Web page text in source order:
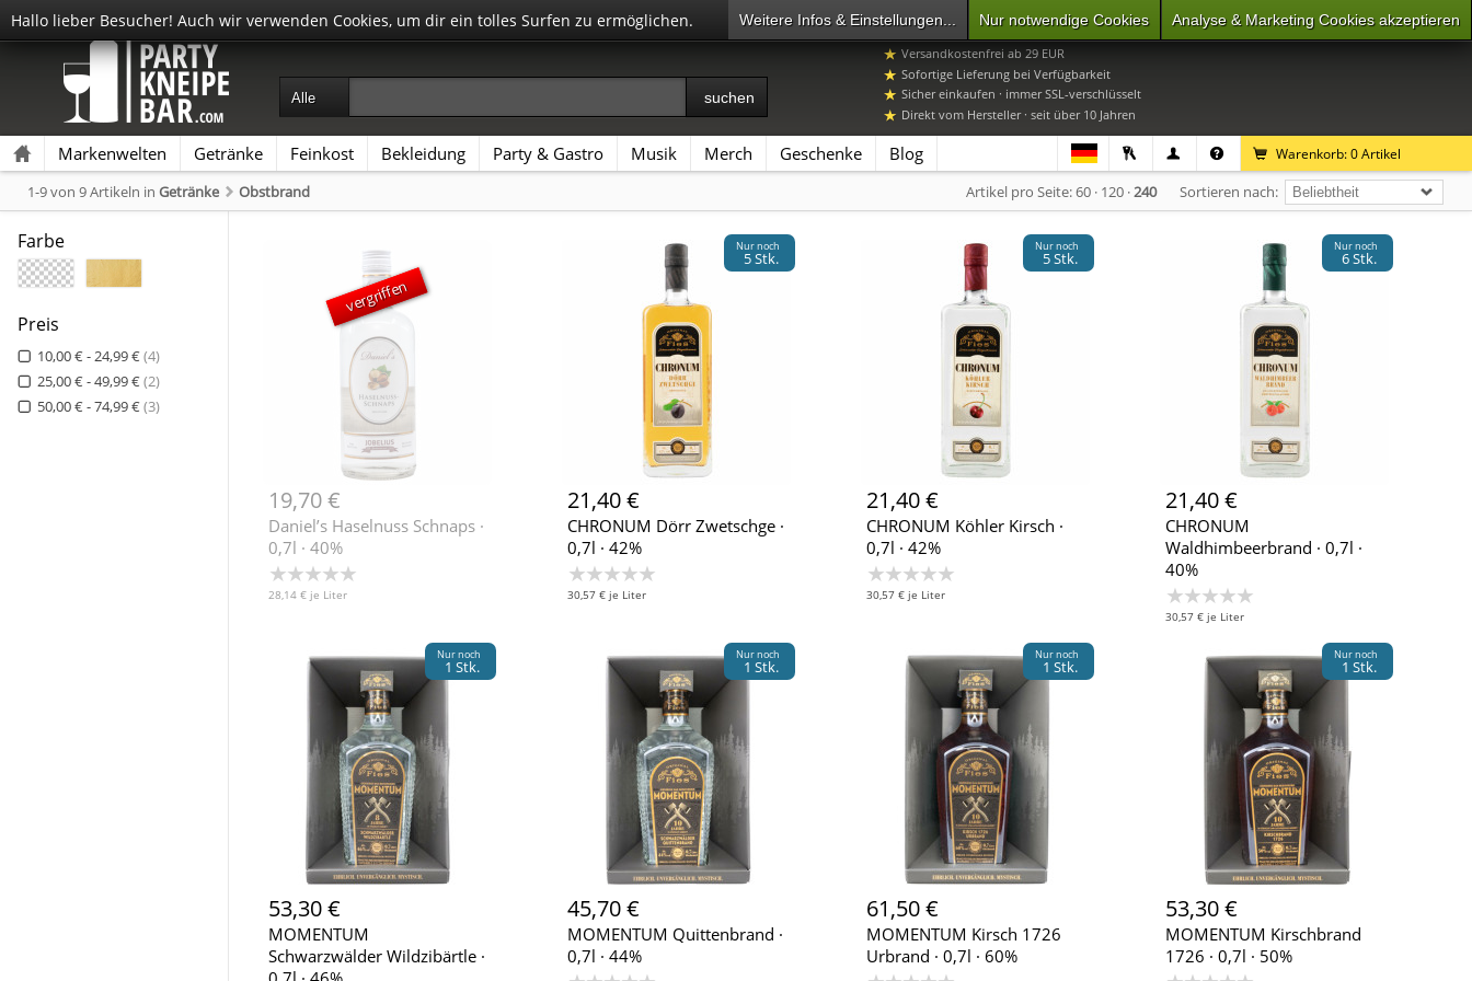
Warenkorb:0Artikel
Markenwelten Getränke Feinkost Bekleidung Party & Gastro Musik Merch Geschenke Blog
07392 96649-0 Mo-Do 9-16 Uhr, Fr 9-15 Uhr
Versandkostenfrei ab 29 EUR
Sofortige Lieferung bei Verfügbarkeit
Sicher einkaufen · immer SSL-verschlüsselt
Direkt vom Hersteller · seit über 10 Jahren
Farbe
Preis
10,00 € - 24,99 €(4)
25,00 € - 49,99 €(2)
50,00 € - 74,99 €(3)
1-9 von 9 Artikeln in Getränke Obstbrand Artikel pro Seite:60 · 120 ·240 Sortieren nach:
vergriffen
19,70 €
Daniel’s Haselnuss Schnaps ·
0,7l · 40%
★★★★★
28,14 € je Liter
Nur noch
5 Stk.
21,40 €
CHRONUM Dörr Zwetschge ·
0,7l · 42%
★★★★★
30,57 € je Liter
Nur noch
5 Stk.
21,40 €
CHRONUM Köhler Kirsch ·
0,7l · 42%
★★★★★
30,57 € je Liter
Nur noch
6 Stk.
21,40 €
CHRONUM
Waldhimbeerbrand · 0,7l ·
40%
★★★★★
30,57 € je Liter
Nur noch
1 Stk.
53,30 €
MOMENTUM
Schwarzwälder Wildzibärtle ·
Nur noch
1 Stk.
45,70 €
MOMENTUM Quittenbrand ·
0,7l · 44%
Nur noch
1 Stk.
61,50 €
MOMENTUM Kirsch 1726
Urbrand · 0,7l · 60%
Nur noch
1 Stk.
53,30 €
MOMENTUM Kirschbrand
1726 · 0,7l · 50%
Hallo lieber Besucher! Auch wir verwenden Cookies, um dir ein tolles Surfen zu ermöglichen. Analyse & Marketing Cookies akzeptieren
Nur notwendige Cookies
Weitere Infos & Einstellungen...